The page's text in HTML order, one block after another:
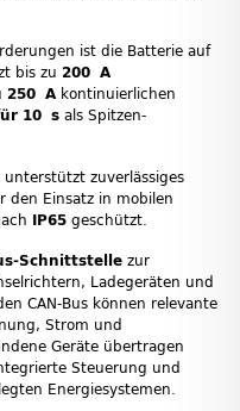
ist die Batterie auf
bis zu 200 A
250 A kontinuierlichen
10 s als Spitzen-
unterstützt zuverlässiges
den Einsatz in mobilen
IP65 geschützt.
Schnittstelle zur
Ladegeräten und
CAN-Bus können relevante
Strom und
Geräte übertragen
Steuerung und
Energiesystemen.